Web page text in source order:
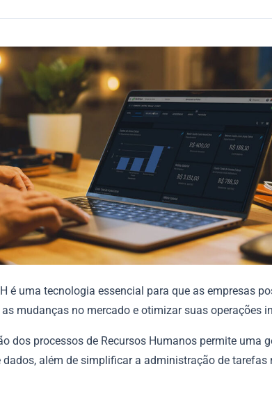
é uma tecnologia essencial para que as empresas
mudanças no mercado e otimizar suas operações
dos processos de Recursos Humanos permite uma
dados, além de simplificar a administração de tarefas